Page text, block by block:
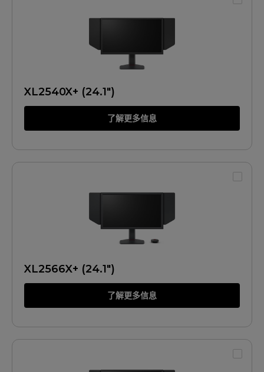
XL2540X+ (24.1")
了解更多信息
XL2566X+ (24.1")
了解更多信息